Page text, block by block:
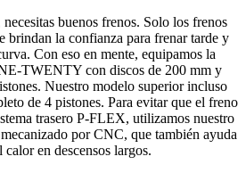
buenos frenos. Solo los frenos
brindan la confianza para frenar tarde y
Con eso en mente, equipamos la
TWENTY con discos de 200 mm y
Nuestro modelo superior incluso
de 4 pistones. Para evitar que el freno
trasero P-FLEX, utilizamos nuestro
por CNC, que también ayuda
calor en descensos largos.